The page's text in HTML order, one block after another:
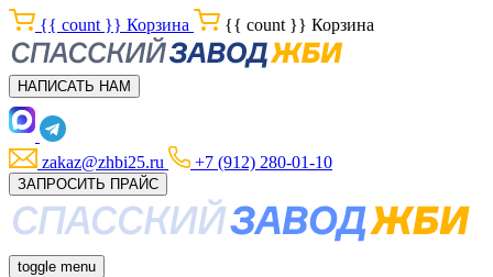
{{ count }} Корзина {{ count }} Корзина
НАПИСАТЬ НАМ
zakaz@zhbi25.ru +7 (912) 280-01-10
ЗАПРОСИТЬ ПРАЙС
toggle menu